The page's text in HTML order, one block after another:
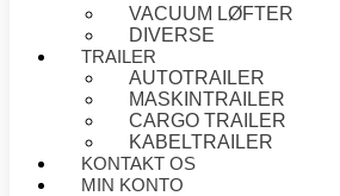
VACUUM LØFTER
DIVERSE
TRAILER
AUTOTRAILER
MASKINTRAILER
CARGO TRAILER
KABELTRAILER
KONTAKT OS
MIN KONTO